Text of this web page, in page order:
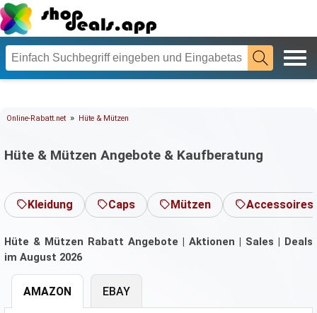
Online-Rabatt.net » Hüte & Mützen
Hüte & Mützen Angebote & Kaufberatung
Kleidung Caps Mützen Accessoires
Hüte & Mützen Rabatt Angebote | Aktionen | Sales | Deals
im August 2026
AMAZON EBAY